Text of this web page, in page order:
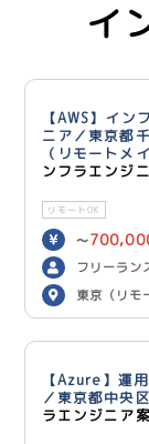
イ
【AWS】イン
ニア／東京都
（リモートメイ
ンフラエンジ
リモートOK
〜
フリーラン
東京（リモ
ン）
【Azure】運
／東京都中央区
ラエンジニア